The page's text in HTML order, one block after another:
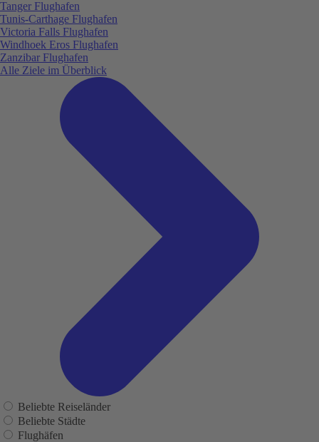
Tanger Flughafen
Tunis-Carthage Flughafen
Victoria Falls Flughafen
Windhoek Eros Flughafen
Zanzibar Flughafen
Alle Ziele im Überblick
Beliebte Reiseländer
Beliebte Städte
Flughäfen